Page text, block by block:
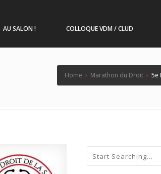
AU SALON ! COLLOQUE VDM / CLUD
Home › Marathon du Droit › 5e